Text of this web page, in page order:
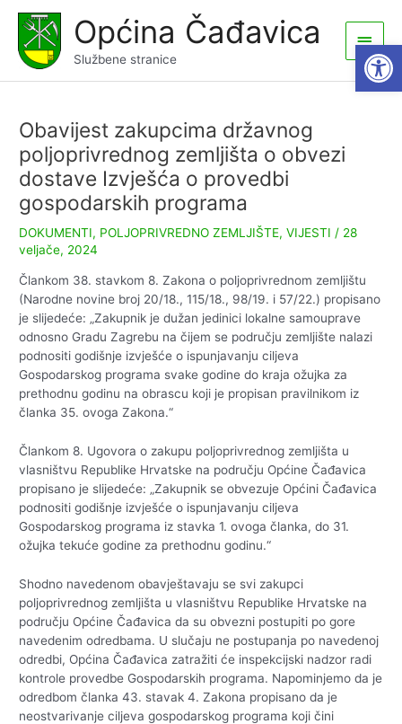
content
Općina Čađavica
Službene stranice
Main
Menu
Obavijest zakupcima državnog
poljoprivrednog zemljišta o obvezi
dostave Izvješća o provedbi
gospodarskih programa
DOKUMENTI, POLJOPRIVREDNO ZEMLJIŠTE,VIJESTI / 28
veljače, 2024
Člankom 38. stavkom 8. Zakona o poljoprivrednom zemljištu
(Narodne novine broj 20/18., 115/18., 98/19. i 57/22.) propisano
je slijedeće: „Zakupnik je dužan jedinici lokalne samouprave
odnosno Gradu Zagrebu na čijem se području zemljište nalazi
podnositi godišnje izvješće o ispunjavanju ciljeva
Gospodarskog programa svake godine do kraja ožujka za
prethodnu godinu na obrascu koji je propisan pravilnikom iz
članka 35. ovoga Zakona.“
Člankom 8. Ugovora o zakupu poljoprivrednog zemljišta u
vlasništvu Republike Hrvatske na području Općine Čađavica
propisano je slijedeće: „Zakupnik se obvezuje Općini Čađavica
podnositi godišnje izvješće o ispunjavanju ciljeva
Gospodarskog programa iz stavka 1. ovoga članka, do 31.
ožujka tekuće godine za prethodnu godinu.“
Shodno navedenom obavještavaju se svi zakupci
poljoprivrednog zemljišta u vlasništvu Republike Hrvatske na
području Općine Čađavica da su obvezni postupiti po gore
navedenim odredbama. U slučaju ne postupanja po navedenoj
odredbi, Općina Čađavica zatražiti će inspekcijski nadzor radi
kontrole provedbe Gospodarskih programa. Napominjemo da je
odredbom članka 43. stavak 4. Zakona propisano da je
neostvarivanje ciljeva gospodarskog programa koji čini